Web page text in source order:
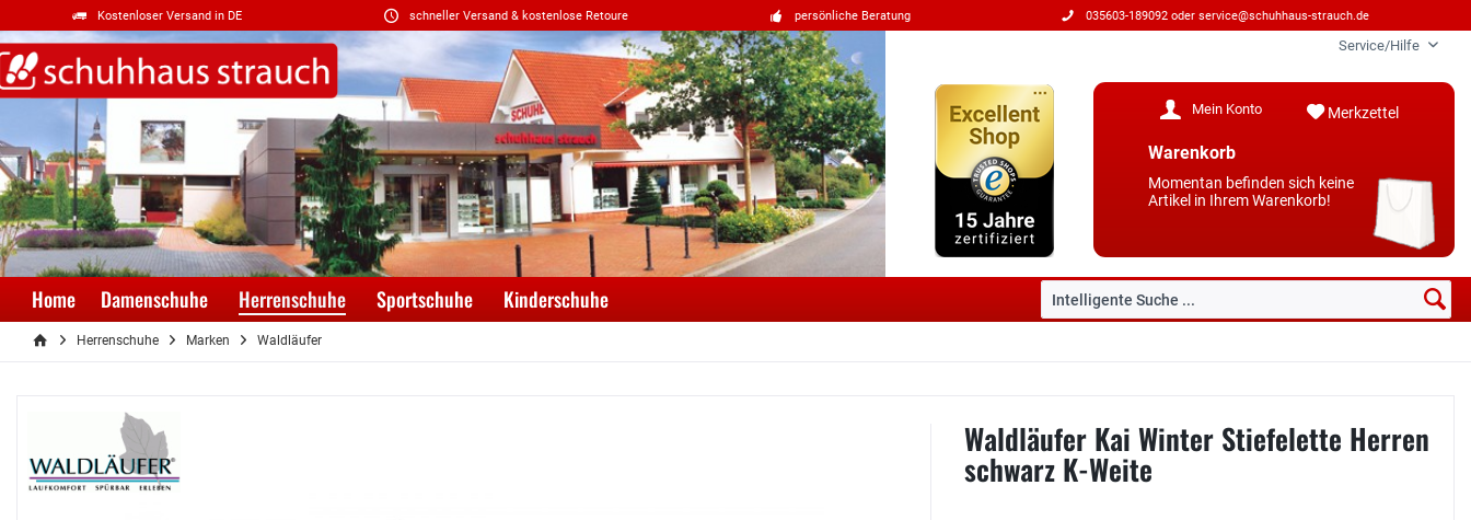
Kostenloser Versand in DE schneller Versand & kostenlose Retoure persönliche Beratung 035603-189092 oder service@schuhhaus-strauch.de
Service/Hilfe
Merkzettel
Mein Konto
Warenkorb
Momentan befinden sich keine
Artikel in Ihrem Warenkorb!
Home Damenschuhe Herrenschuhe Sportschuhe Kinderschuhe
Herrenschuhe Marken Waldläufer
Waldläufer Kai Winter Stiefelette Herren
schwarz K-Weite